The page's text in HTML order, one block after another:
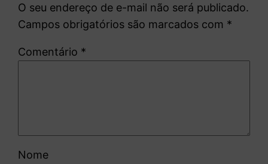
O seu endereço de e-mail não será publicado.
Campos obrigatórios são marcados com *
Comentário *
Nome